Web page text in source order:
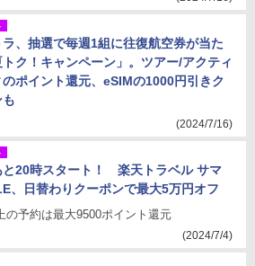
、抽選で毎週1組に往復航空券が当た
トク！キャンペーン」。ツアー/アクティ
のポイント還元、eSIMの1000円引きク
(2024/7/16)
と20時スタート！ 楽天トラベル サマ
、日替わりクーポンで最大5万円オフ
の予約は最大9500ポイント還元
(2024/7/4)